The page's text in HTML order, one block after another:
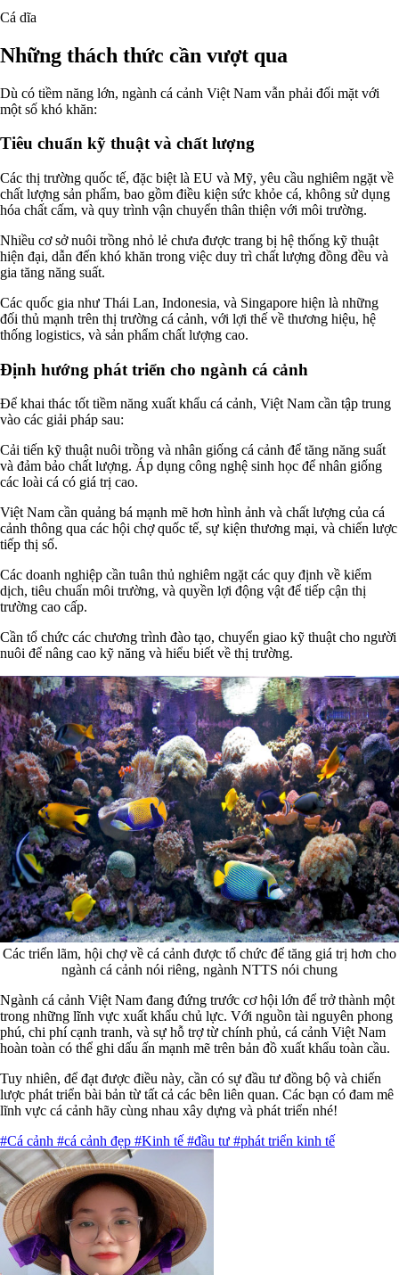
Cá dĩa
Những thách thức cần vượt qua
Dù có tiềm năng lớn, ngành cá cảnh Việt Nam vẫn phải đối mặt với
một số khó khăn:
Tiêu chuẩn kỹ thuật và chất lượng
Các thị trường quốc tế, đặc biệt là EU và Mỹ, yêu cầu nghiêm ngặt về
chất lượng sản phẩm, bao gồm điều kiện sức khỏe cá, không sử dụng
hóa chất cấm, và quy trình vận chuyển thân thiện với môi trường.
Nhiều cơ sở nuôi trồng nhỏ lẻ chưa được trang bị hệ thống kỹ thuật
hiện đại, dẫn đến khó khăn trong việc duy trì chất lượng đồng đều và
gia tăng năng suất.
Các quốc gia như Thái Lan, Indonesia, và Singapore hiện là những
đối thủ mạnh trên thị trường cá cảnh, với lợi thế về thương hiệu, hệ
thống logistics, và sản phẩm chất lượng cao.
Định hướng phát triển cho ngành cá cảnh
Để khai thác tốt tiềm năng xuất khẩu cá cảnh, Việt Nam cần tập trung
vào các giải pháp sau:
Cải tiến kỹ thuật nuôi trồng và nhân giống cá cảnh để tăng năng suất
và đảm bảo chất lượng. Áp dụng công nghệ sinh học để nhân giống
các loài cá có giá trị cao.
Việt Nam cần quảng bá mạnh mẽ hơn hình ảnh và chất lượng của cá
cảnh thông qua các hội chợ quốc tế, sự kiện thương mại, và chiến lược
tiếp thị số.
Các doanh nghiệp cần tuân thủ nghiêm ngặt các quy định về kiểm
dịch, tiêu chuẩn môi trường, và quyền lợi động vật để tiếp cận thị
trường cao cấp.
Cần tổ chức các chương trình đào tạo, chuyển giao kỹ thuật cho người
nuôi để nâng cao kỹ năng và hiểu biết về thị trường.
Các triển lãm, hội chợ về cá cảnh được tổ chức để tăng giá trị hơn cho
ngành cá cảnh nói riêng, ngành NTTS nói chung
Ngành cá cảnh Việt Nam đang đứng trước cơ hội lớn để trở thành một
trong những lĩnh vực xuất khẩu chủ lực. Với nguồn tài nguyên phong
phú, chi phí cạnh tranh, và sự hỗ trợ từ chính phủ, cá cảnh Việt Nam
hoàn toàn có thể ghi dấu ấn mạnh mẽ trên bản đồ xuất khẩu toàn cầu.
Tuy nhiên, để đạt được điều này, cần có sự đầu tư đồng bộ và chiến
lược phát triển bài bản từ tất cả các bên liên quan. Các bạn có đam mê
lĩnh vực cá cảnh hãy cùng nhau xây dựng và phát triển nhé!
#Cá cảnh #cá cảnh đẹp #Kinh tế #đầu tư #phát triển kinh tế